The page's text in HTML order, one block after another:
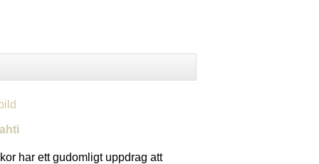
har ett gudomligt uppdrag att